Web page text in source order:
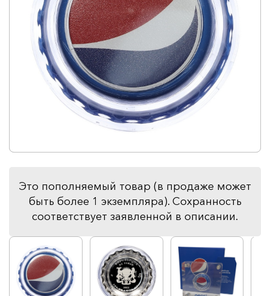
Это пополняемый товар (в продаже может
быть более 1 экземпляра). Сохранность
соответствует заявленной в описании.